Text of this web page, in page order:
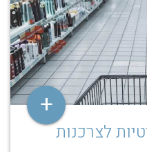
+
לצרכנות